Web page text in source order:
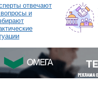
отвечают
и